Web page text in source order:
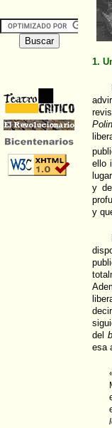
1.
ello
y
y
del
esa